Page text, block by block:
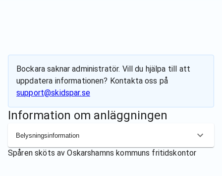
Bockara saknar administratör. Vill du hjälpa till att
uppdatera informationen? Kontakta oss på
support@skidspar.se
Information om anläggningen
Belysningsinformation
Spåren sköts av Oskarshamns kommuns fritidskontor